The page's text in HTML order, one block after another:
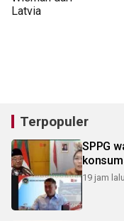
Terpopuler
SPPG
19 jam lalu